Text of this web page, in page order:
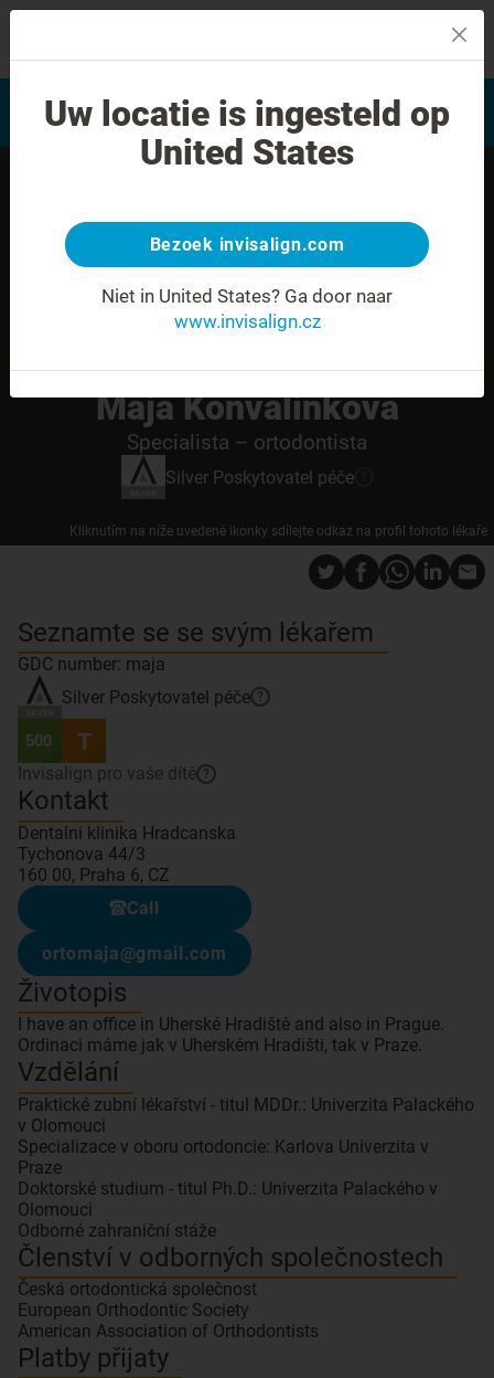
Hodnocení úsměvu
Najít poskytovatele léčby
Invisalign
Maja Konvalinkova
Specialista – ortodontista
Silver Poskytovatel péče
Kliknutím na níže uvedené ikonky sdílejte odkaz na profil tohoto lékaře
Seznamte se se svým lékařem
GDC number: maja
Silver Poskytovatel péče ?
Invisalign pro vaše dítě ?
Kontakt
Dentalni klinika Hradcanska
Tychonova 44/3
160 00, Praha 6, CZ
Call
ortomaja@gmail.com
Životopis
I have an office in Uherské Hradiště and also in Prague.
Ordinaci máme jak v Uherském Hradišti, tak v Praze.
Vzdělání
Praktické zubní lékařství - titul MDDr.: Univerzita Palackého
v Olomouci
Specializace v oboru ortodoncie: Karlova Univerzita v
Praze
Doktorské studium - titul Ph.D.: Univerzita Palackého v
Olomouci
Odborné zahraniční stáže
Členství v odborných společnostech
Česká ortodontická společnost
European Orthodontic Society
American Association of Orthodontists
Platby přijaty
Uw locatie is ingesteld op
United States
Bezoek invisalign.com
Niet in United States? Ga door naar
www.invisalign.cz